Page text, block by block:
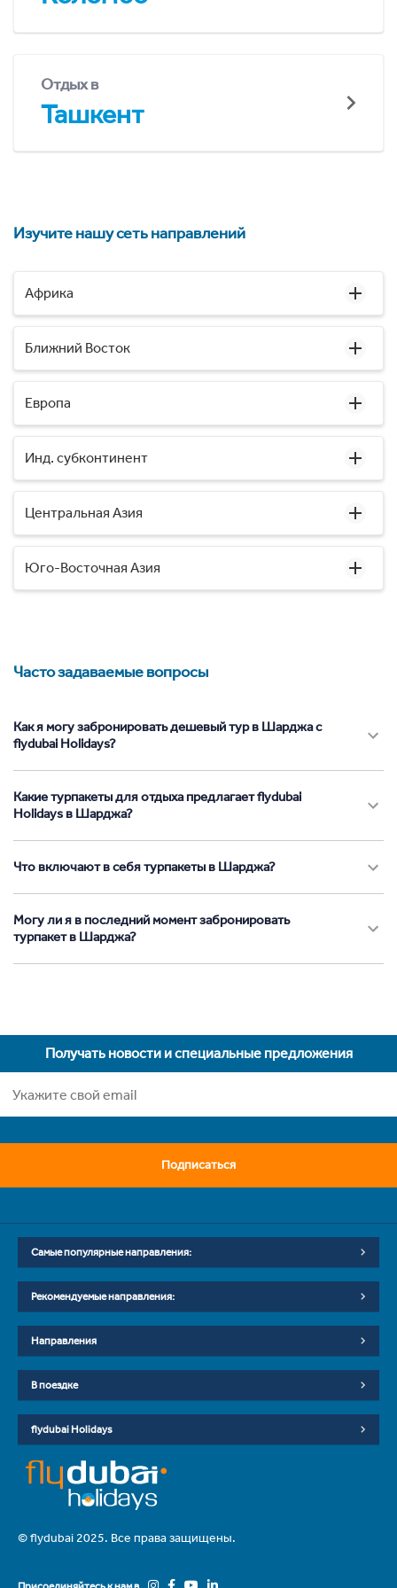
Отдых в
Ташкент
Изучите нашу сеть направлений
Африка
Ближний Восток
Европа
Инд. субконтинент
Центральная Азия
Юго-Восточная Азия
Часто задаваемые вопросы
Как я могу забронировать дешевый тур в Шарджа с
flydubai Holidays?
Какие турпакеты для отдыха предлагает flydubai
Holidays в Шарджа?
Что включают в себя турпакеты в Шарджа?
Могу ли я в последний момент забронировать
турпакет в Шарджа?
Получать новости и специальные предложения
Подписаться
Самые популярные направления:
Рекомендуемые направления:
Направления
В поездке
flydubai Holidays
© flydubai 2025. Все права защищены.